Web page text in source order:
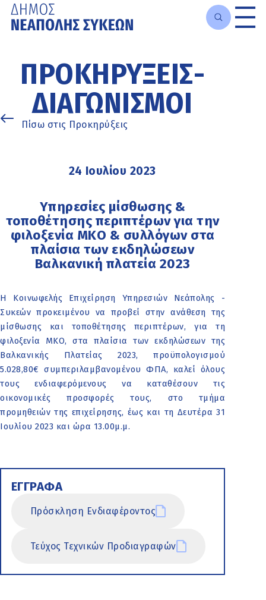
κυρίως
περιεχόμενο
ΠΡΟΚΗΡΎΞΕΙΣ-
ΔΙΑΓΩΝΙΣΜΟΊ
Πίσω στις Προκηρύξεις
24 Ιουλίου 2023
Υπηρεσίες μίσθωσης &
τοποθέτησης περιπτέρων για την
φιλοξενία ΜΚΟ & συλλόγων στα
πλαίσια των εκδηλώσεων
Βαλκανική πλατεία 2023
Η Κοινωφελής Επιχείρηση Υπηρεσιών Νεάπολης -
Συκεών προκειμένου να προβεί στην ανάθεση της
μίσθωσης και τοποθέτησης περιπτέρων, για τη
φιλοξενία ΜΚΟ, στα πλαίσια των εκδηλώσεων της
Βαλκανικής Πλατείας 2023, προϋπολογισμού
5.028,80€ συμπεριλαμβανομένου ΦΠΑ, καλεί όλους
τους ενδιαφερόμενους να καταθέσουν τις
οικονομικές προσφορές τους, στο τμήμα
προμηθειών της επιχείρησης, έως και τη Δευτέρα 31
Ιουλίου 2023 και ώρα 13.00μ.μ.
ΕΓΓΡΑΦΑ
Πρόσκληση Ενδιαφέροντος
Τεύχος Τεχνικών Προδιαγραφών